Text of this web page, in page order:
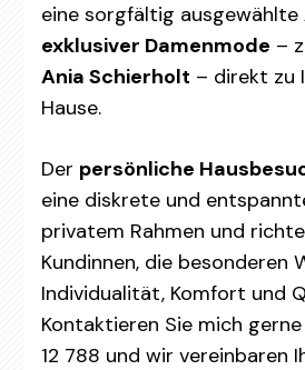
eine sorgfältig ausgewählte
exklusiver Damenmode –
Ania Schierholt – direkt zu
Hause.
Der persönliche
eine diskrete und
privatem Rahmen und
Kundinnen, die besonderen
Individualität, Komfort und
Kontaktieren Sie mich
12 788 und wir vereinbaren